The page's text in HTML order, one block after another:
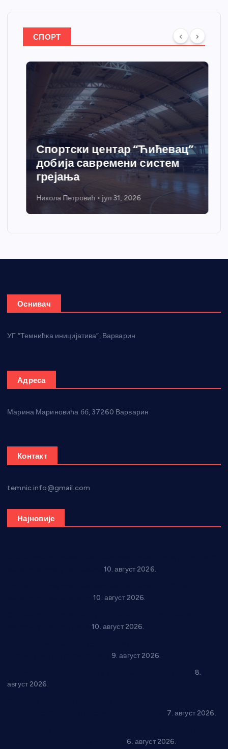
СПОРТ
Спортски центар “Ћићевац”
добија савремени систем
грејања
Никола Петровић јул 31, 2026
Оснивач
УГ “Темнићка иницијатива”, Варварин
Адреса
Марина Мариновића бб, 37260 Варварин
Контакт
temnic.info@gmail.com
Најновије
10. август 2026.
10. август 2026.
10. август 2026.
9. август 2026.
8.
август 2026.
7. август 2026.
6. август 2026.